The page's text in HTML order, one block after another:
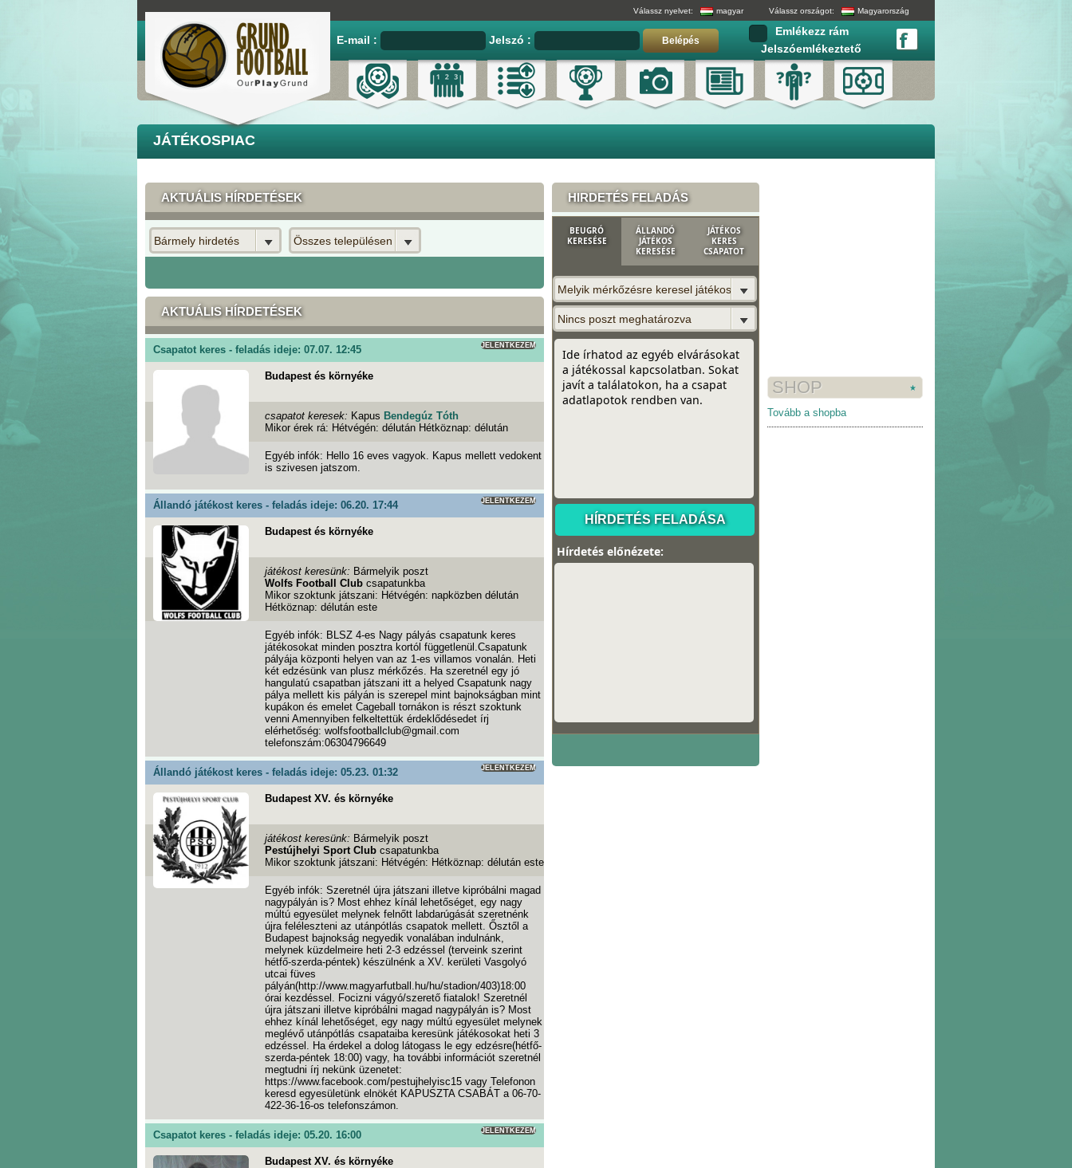
Válassz országot: Magyarország
Válassz nyelvet: magyar
E-mail : Jelszó : Belépés
Emlékezz rám
Jelszóemlékeztető
JÁTÉKOSPIAC
AKTUÁLIS HÍRDETÉSEK
Bármely hirdetés Összes településen
AKTUÁLIS HÍRDETÉSEK
Csapatot keres - feladás ideje: 07.07. 12:45 JELENTKEZEM
Budapest és környéke
csapatot keresek: Kapus Bendegúz Tóth
Mikor érek rá: Hétvégén: délután Hétköznap: délután
Egyéb infók: Hello 16 eves vagyok. Kapus mellett vedokent
is szivesen jatszom.
Állandó játékost keres - feladás ideje: 06.20. 17:44 JELENTKEZEM
Budapest és környéke
játékost keresünk: Bármelyik poszt
Wolfs Football Club csapatunkba
Mikor szoktunk játszani: Hétvégén: napközben délután
Hétköznap: délután este
Egyéb infók: BLSZ 4-es Nagy pályás csapatunk keres
játékosokat minden posztra kortól függetlenül.Csapatunk
pályája központi helyen van az 1-es villamos vonalán. Heti
két edzésünk van plusz mérkőzés. Ha szeretnél egy jó
hangulatú csapatban játszani itt a helyed Csapatunk nagy
pálya mellett kis pályán is szerepel mint bajnokságban mint
kupákon és emelet Cageball tornákon is részt szoktunk
venni Amennyiben felkeltettük érdeklődésedet írj
elérhetőség: wolfsfootballclub@gmail.com
telefonszám:06304796649
Állandó játékost keres - feladás ideje: 05.23. 01:32 JELENTKEZEM
Budapest XV. és környéke
játékost keresünk: Bármelyik poszt
Pestújhelyi Sport Club csapatunkba
Mikor szoktunk játszani: Hétvégén: Hétköznap: délután este
Egyéb infók: Szeretnél újra játszani illetve kipróbálni magad
nagypályán is? Most ehhez kínál lehetőséget, egy nagy
múltú egyesület melynek felnőtt labdarúgását szeretnénk
újra feléleszteni az utánpótlás csapatok mellett. Ősztől a
Budapest bajnokság negyedik vonalában indulnánk,
melynek küzdelmeire heti 2-3 edzéssel (terveink szerint
hétfő-szerda-péntek) készülnénk a XV. kerületi Vasgolyó
utcai füves
pályán(http://www.magyarfutball.hu/hu/stadion/403)18:00
órai kezdéssel. Focizni vágyó/szerető fiatalok! Szeretnél
újra játszani illetve kipróbálni magad nagypályán is? Most
ehhez kínál lehetőséget, egy nagy múltú egyesület melynek
meglévő utánpótlás csapataiba keresünk játékosokat heti 3
edzéssel. Ha érdekel a dolog látogass le egy edzésre(hétfő-
szerda-péntek 18:00) vagy, ha további információt szeretnél
megtudni írj nekünk üzenetet:
https://www.facebook.com/pestujhelyisc15 vagy Telefonon
keresd egyesületünk elnökét KAPUSZTA CSABÁT a 06-70-
422-36-16-os telefonszámon.
Csapatot keres - feladás ideje: 05.20. 16:00 JELENTKEZEM
Budapest XV. és környéke
HIRDETÉS FELADÁS
BEUGRÓ
KERESÉSE
ÁLLANDÓ
JÁTÉKOS
KERESÉSE
JÁTÉKOS
KERES
CSAPATOT
Melyik mérkőzésre keresel játékost?
Nincs poszt meghatározva
Hírdetés előnézete:
SHOP
Tovább a shopba